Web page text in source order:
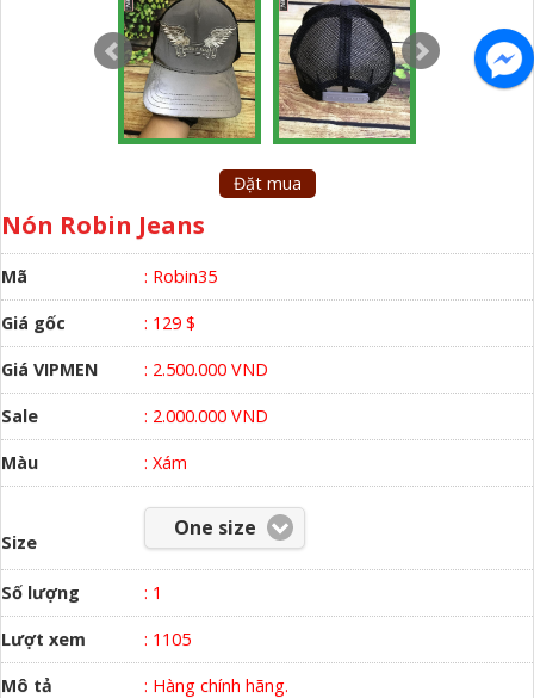
Đặt mua
Nón Robin Jeans
Mã : Robin35
Giá gốc : 129 $
Giá VIPMEN : 2.500.000 VND
Sale : 2.000.000 VND
Màu : Xám
Size
One size
Số lượng : 1
Lượt xem : 1105
Mô tả : Hàng chính hãng.